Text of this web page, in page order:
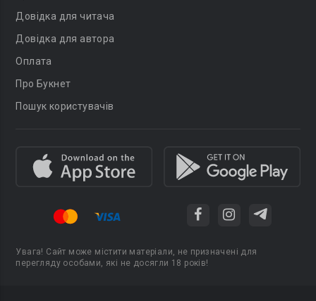
Довідка для читача
Довідка для автора
Оплата
Про Букнет
Пошук користувачів
Увага! Сайт може містити матеріали, не призначені для
перегляду особами, які не досягли 18 років!